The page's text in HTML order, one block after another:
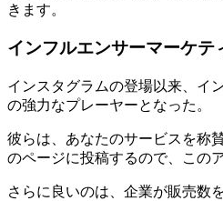
きます。
インフルエンサーマーケテ
インスタグラムの登場以来、イ
の強力なプレーヤーとなった。
彼らは、あなたのサービスを称
のページに投稿するので、この
さらに良いのは、企業が販売数